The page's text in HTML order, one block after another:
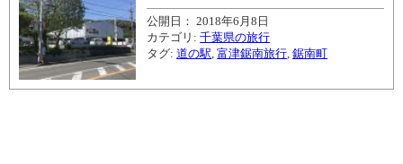
公開日： 2018年6月8日
カテゴリ:千葉県の旅行
タグ:道の駅,富津鋸南旅行,鋸南町